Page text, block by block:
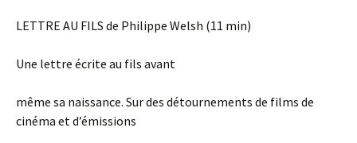
LETTRE AU FILS de Philippe Welsh (11 min)
Une lettre écrite au fils avant
même sa naissance. Sur des détournements de films de
cinéma et d’émissions